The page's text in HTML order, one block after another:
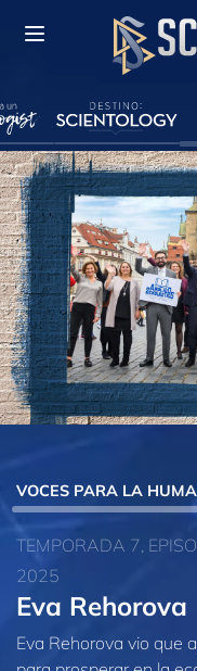
VOCES PARA LA
TEMPORADA 7,
2025
Eva Rehorova
Eva Rehorova vio que